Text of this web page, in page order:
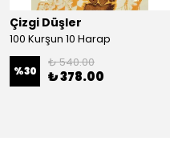
Çizgi Düşler
100 Kurşun 10 Harap
%30
₺ 540.00
₺ 378.00